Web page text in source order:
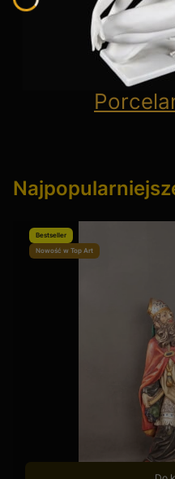
Bestseller
Nowość w Top Art